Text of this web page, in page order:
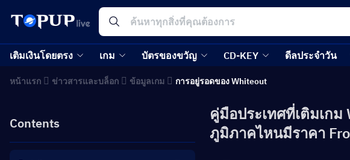
เติมเงินโดยตรง เกม บัตรของขวัญ CD-KEY ดีลประจำวัน
หน้าแรก ข่าวสารและบล็อก ข้อมูลเกม การอยู่รอดของ Whiteout
Contents
คู่มือประเทศที่เติมเก
ภูมิภาคไหนมีราคา